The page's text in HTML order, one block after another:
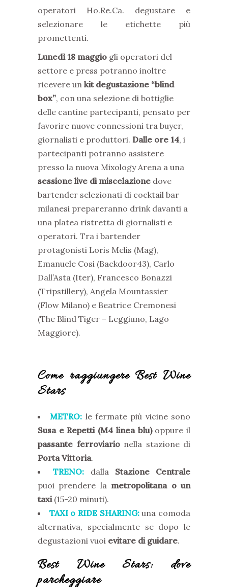
operatori Ho.Re.Ca. degustare e
selezionare le etichette più
promettenti.
Lunedì 18 maggio gli operatori del
settore e press potranno inoltre
ricevere un kit degustazione “blind
box”, con una selezione di bottiglie
delle cantine partecipanti, pensato per
favorire nuove connessioni tra buyer,
giornalisti e produttori. Dalle ore 14, i
partecipanti potranno assistere
presso la nuova Mixology Arena a una
sessione live di miscelazione dove
bartender selezionati di cocktail bar
milanesi prepareranno drink davanti a
una platea ristretta di giornalisti e
operatori. Tra i bartender
protagonisti Loris Melis (Mag),
Emanuele Cosi (Backdoor43), Carlo
Dall’Asta (Iter), Francesco Bonazzi
(Tripstillery), Angela Mountassier
(Flow Milano) e Beatrice Cremonesi
(The Blind Tiger – Leggiuno, Lago
Maggiore).
Come raggiungere Best Wine
Stars
METRO: le fermate più vicine sono
Susa e Repetti (M4 linea blu)oppure il
passante ferroviarionella stazione di
Porta Vittoria.
TRENO:
dalla Stazione Centrale
puoi prendere la metropolitana o un
taxi(15-20 minuti).
TAXI o RIDE SHARING: una comoda
alternativa, specialmente se dopo le
degustazioni vuoi evitare di guidare.
Best Wine Stars: dove
parcheggiare